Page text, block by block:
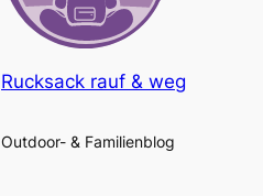
Rucksack rauf & weg
Outdoor- & Familienblog